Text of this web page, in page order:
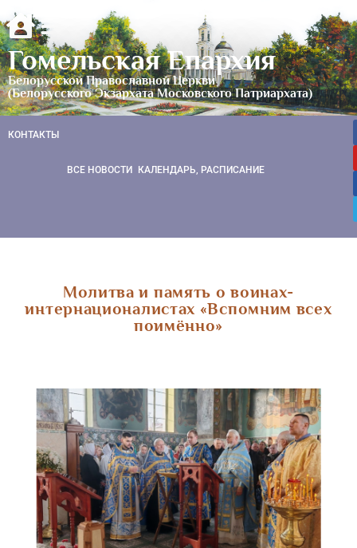
Гомельская Епархия
Белорусской Православной Церкви
(Белорусского Экзархата Московского Патриархата)
КОНТАКТЫ
ВСЕ НОВОСТИ КАЛЕНДАРЬ, РАСПИСАНИЕ
Молитва и память о воинах-
интернационалистах «Вспомним всех
поимённо»